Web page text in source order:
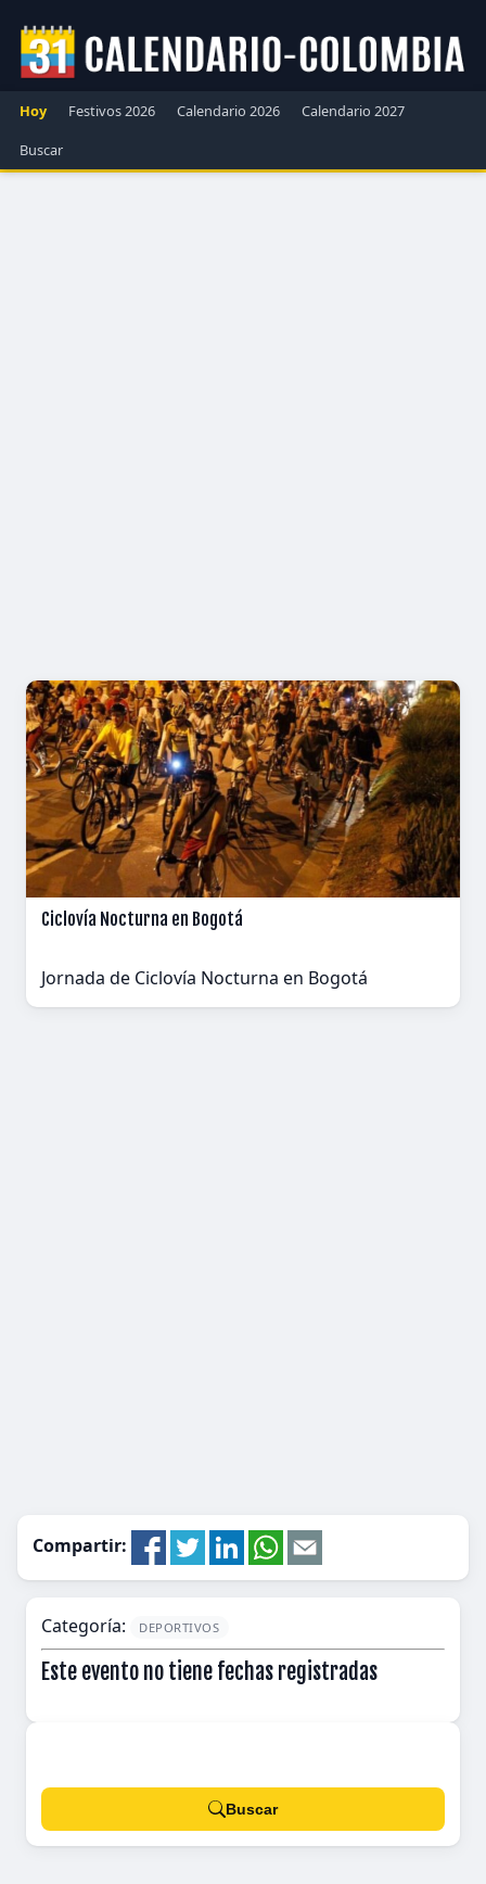
Hoy Festivos 2026 Calendario 2026
Calendario 2027
Buscar
Ciclovía Nocturna en Bogotá
Jornada de Ciclovía Nocturna en Bogotá
Compartir:
Categoría: DEPORTIVOS
Este evento no tiene fechas registradas
Buscar